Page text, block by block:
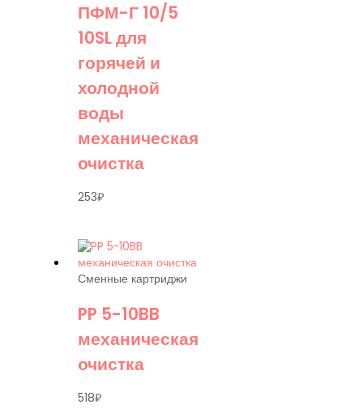
ПФМ-Г 10/5
10SL для
горячей и
холодной
воды
механическая
очистка
253₽
Сменные картриджи
PP 5-10BB
механическая
очистка
518₽